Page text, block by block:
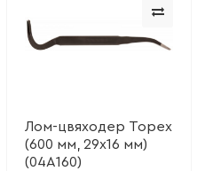
Лом-цвяходер Topex
(600 мм, 29x16 мм)
(04A160)